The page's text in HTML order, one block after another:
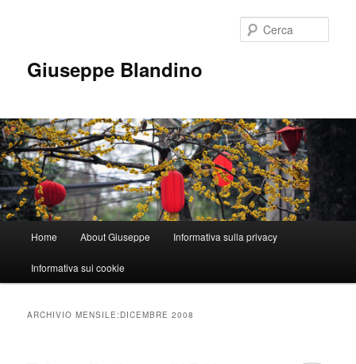
Giuseppe Blandino
principale
Home About Giuseppe Informativa sulla privacy
Informativa sui cookie
ARCHIVIO MENSILE: DICEMBRE 2008